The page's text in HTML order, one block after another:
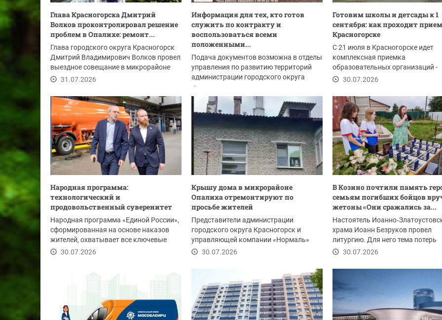
Глава Красногорска Дмитрий
Волков проконтролировал решение
проблем в Опалихе: ремонт...
Глава городского округа Красногорск
Дмитрий Владимирович Волков провел
выездное совещание в микрорайоне
Опалиха после...
31.07.2026
Информация для тех, кто готов
служить по контракту и
воспользоваться всеми
положенными...
Подача документов возможна в отделы
управления по развитию территорий
администрации городского округа
Красногорск:
Готовим школы и детсады к 1
сентября: как проходит
Красногорске
С 21 июля в Красногорске идет
комплексная приемка
образовательных организаций -
комиссия проверяет готовность
30.07.2026
Народная программа:
технологический и
продовольственный суверенитет
Народная программа «Единой России»,
сформированная на основе наказов
жителей, охватывает все ключевые
направления...
30.07.2026
Крышу дома в микрорайоне
Опалиха отремонтируют по
просьбе жителей
Представители администрации
городского округа Красногорск и
управляющей компании «Нормаль»
посетили дом № 53а на...
30.07.2026
В Козино почтили память
семьям погибших бойцов
жетоны «Они сражались за...
Настоятель
храма Иоанн Безруков провел
литургию. Для него тема потерь
особенно личная: в 2023...
30.07.2026